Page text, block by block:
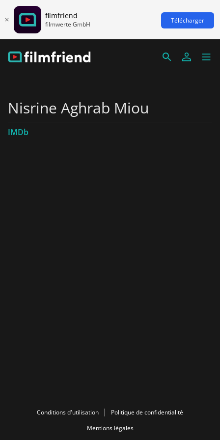
filmfriend
filmwerte GmbH Télécharger
Nisrine Aghrab Miou
IMDb
Conditions d'utilisation
Politique de confidentialité
Mentions légales